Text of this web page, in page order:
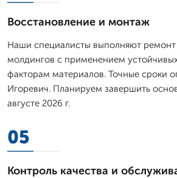
Восстановление и монтаж
Наши специалисты выполняют ремонт
молдингов с применением
факторам материалов. Точные сроки
Игоревич. Планируем завершить
августе 2026 г.
05
Контроль качества и